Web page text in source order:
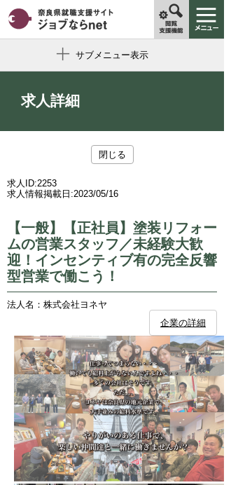
サブメニュー表示
求人詳細
閉じる
求人ID:2253
求人情報掲載日:2023/05/16
【一般】【正社員】塗装リフォー
ムの営業スタッフ／未経験大歓
迎！インセンティブ有の完全反響
型営業で働こう！
法人名：株式会社ヨネヤ
企業の詳細